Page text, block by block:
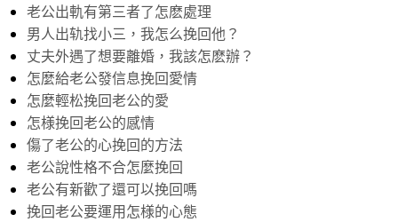
老公出軌有第三者了怎麽處理
男人出轨找小三，我怎么挽回他？
丈夫外遇了想要離婚，我該怎麽辦？
怎麼給老公發信息挽回愛情
怎麼輕松挽回老公的愛
怎様挽回老公的感情
傷了老公的心挽回的方法
老公說性格不合怎麼挽回
老公有新歡了還可以挽回嗎
挽回老公要運用怎様的心態